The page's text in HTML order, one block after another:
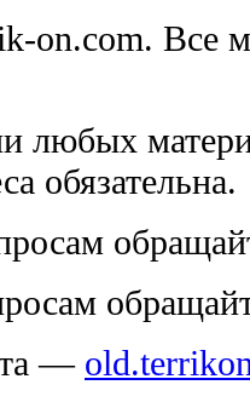
on.com. Все
любых
обязательна.
—